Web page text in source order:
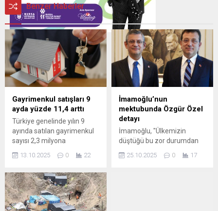
Benzer Haberler
Gayrimenkul satışları 9
ayda yüzde 11,4 arttı
Türkiye genelinde yılın 9
ayında satılan gayrimenkul
sayısı 2,3 milyona
gelirleri yüzde 77 artış
13.10.2025 0 22
İmamoğlu’nun
mektubunda Özgür Özel
detayı
İmamoğlu, "Ülkemizin
düştüğü bu zor durumdan
çıkarmak hiç bu denli önemli
25.10.2025 0 17